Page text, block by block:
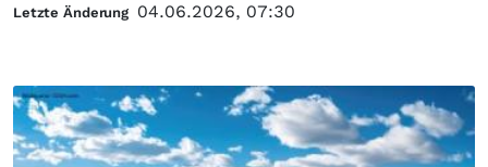
Letzte Änderung 04.06.2026, 07:30